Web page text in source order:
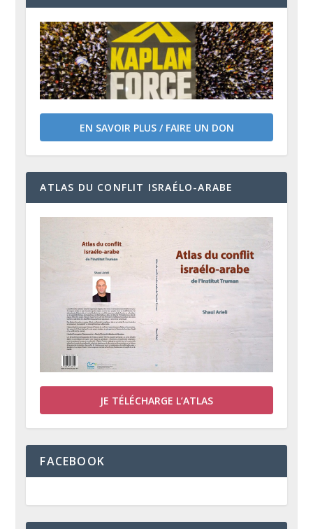
EN SAVOIR PLUS / FAIRE UN DON
ATLAS DU CONFLIT ISRAÉLO-ARABE
JE TÉLÉCHARGE L’ATLAS
FACEBOOK